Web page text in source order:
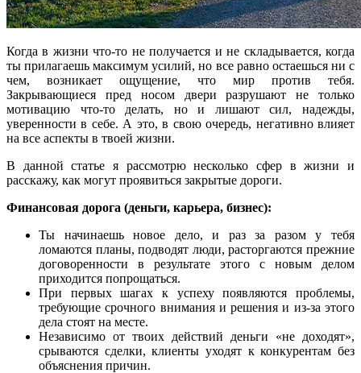
Когда в жизни что-то не получается и не складывается, когда
ты прилагаешь максимум усилий, но все равно остаешься ни с
чем, возникает ощущение, что мир против тебя.
Закрывающиеся пред носом двери разрушают не только
мотивацию что-то делать, но и лишают сил, надежды,
уверенности в себе. А это, в свою очередь, негативно влияет
на все аспекты в твоей жизни.
В данной статье я рассмотрю несколько сфер в жизни и
расскажу, как могут проявиться закрытые дороги.
Финансовая дорога (деньги, карьера, бизнес):
Ты начинаешь новое дело, и раз за разом у тебя
ломаются планы, подводят люди, расторгаются прежние
договоренности в результате этого с новым делом
приходится попрощаться.
При первых шагах к успеху появляются проблемы,
требующие срочного внимания и решения и из-за этого
дела стоят на месте.
Независимо от твоих действий деньги «не доходят»,
срываются сделки, клиенты уходят к конкурентам без
объяснения причин.